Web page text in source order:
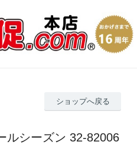
ショップへ戻る
ルシーズン 32-82006